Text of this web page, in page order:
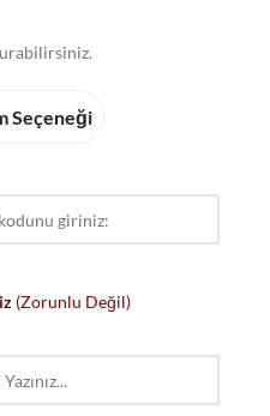
Seçeneği
(Zorunlu Değil)